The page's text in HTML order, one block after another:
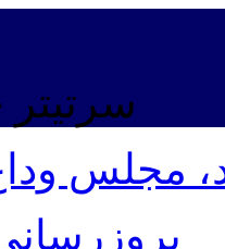
سرتیتر
مجلس
بروزرسانی : 35